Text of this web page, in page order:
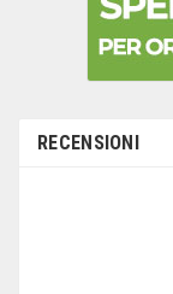
RECENSIONI